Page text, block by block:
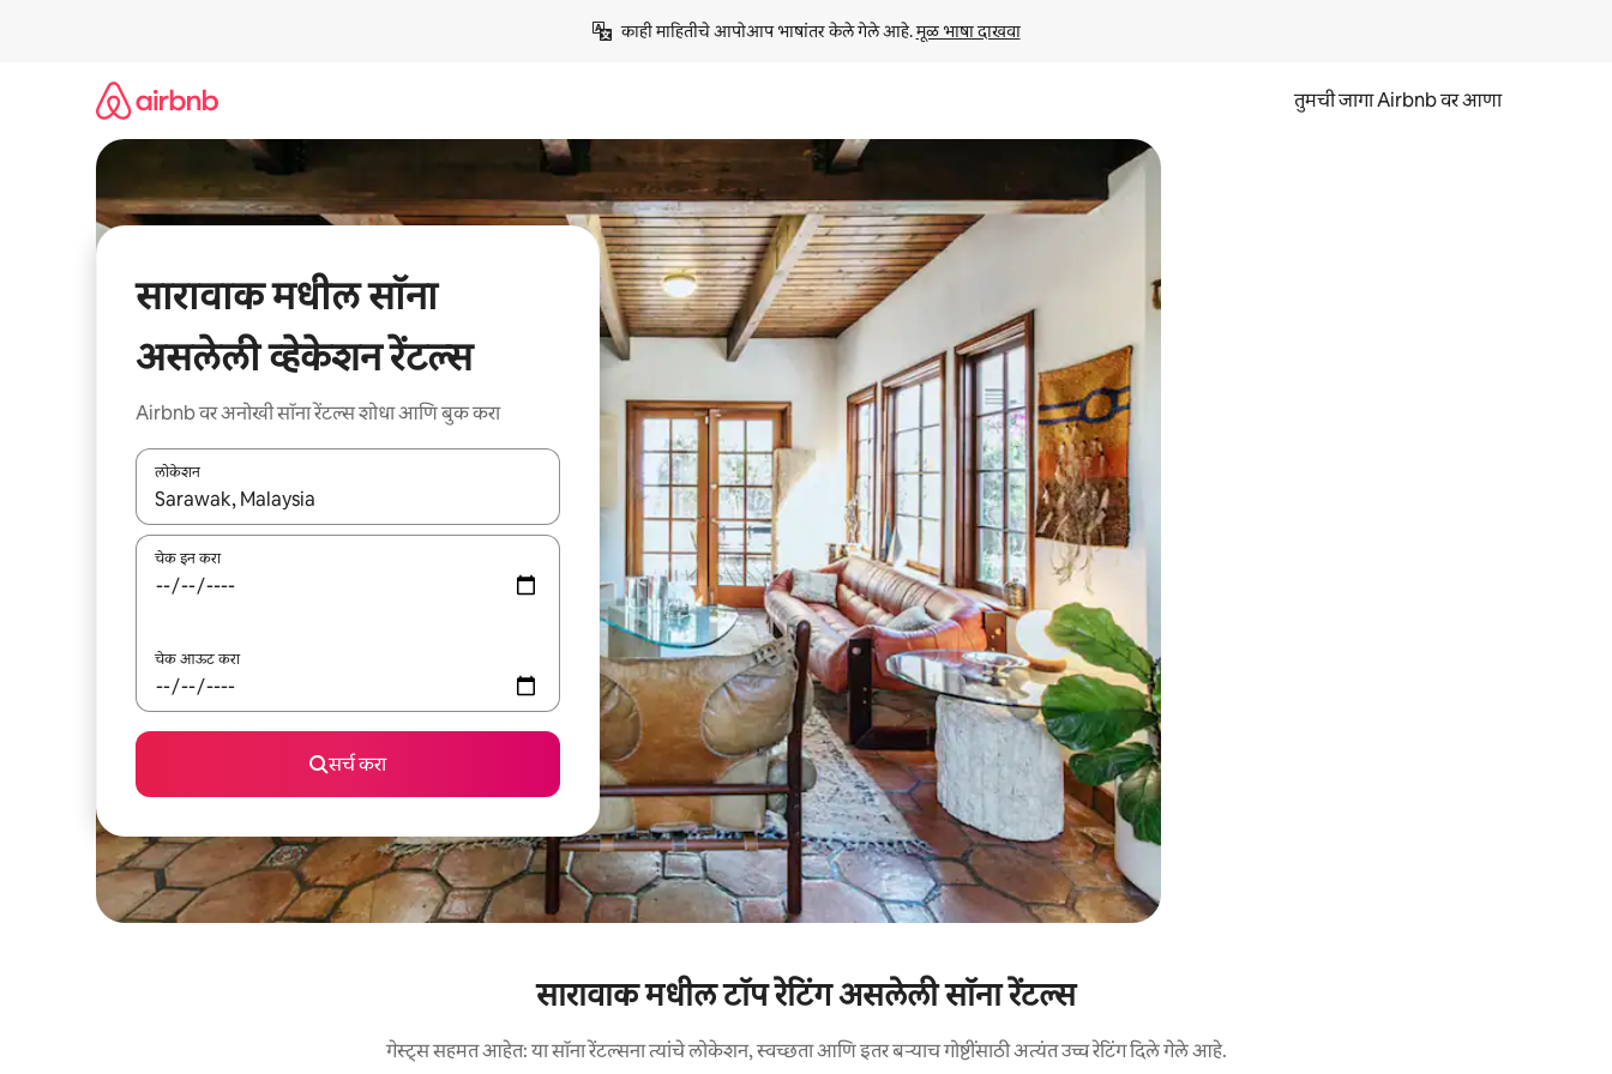
काही माहितीचे आपोआप भाषांतर केले गेले आहे. मूळ भाषा दाखवा
तुमची जागा Airbnb वर आणा
सारावाक मधील सॉना
असलेली व्हेकेशन रेंटल्स
Airbnb वर अनोखी सॉना रेंटल्स शोधा आणि बुक करा
लोकेशन
जेव्हा परिणाम उपलब्ध असतील, तेव्हा वरच्या आणि खाली बाणांच्या किजसह नेव्हिगेट करा किंवा स्पर्शाने स्वाइप जेश्चर्स वापरून एक्सप्लोर करा.
चेक इन करा
चेक आऊट करा
सर्च करा
सारावाक मधील टॉप रेटिंग असलेली सॉना रेंटल्स
गेस्ट्स सहमत आहेत: या सॉना रेंटल्सना त्यांचे लोकेशन, स्वच्छता आणि इतर बऱ्याच गोष्टींसाठी अत्यंत उच्च रेटिंग दिले गेले आहे.